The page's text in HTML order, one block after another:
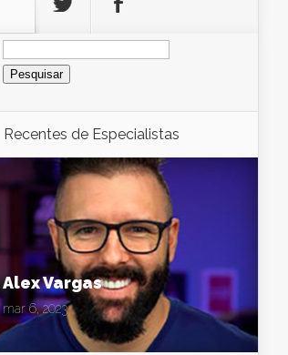
Pesquisar
por:
Recentes de Especialistas
Alex Vargas
mar 6, 2023